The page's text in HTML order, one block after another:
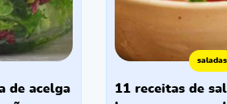
saladas
11 receitas de salada de feijão